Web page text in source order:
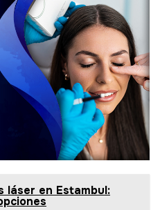
láser en Estambul: